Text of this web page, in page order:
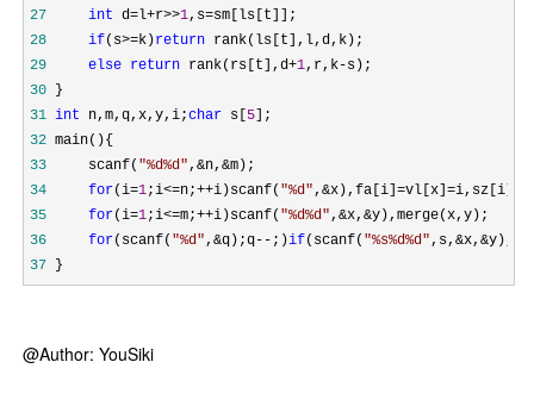
27
int d=l+r>>1,s=
28
if(s>=k)return
29
else return rank(rs[t],d+1,r,k-
30
31 int n,m,q,x,y,i;char s[ 5
32
33
     scanf(
"%d%d",&n,&
34
for(i=1;i<=n;++i)scanf( "%d",&x),fa[i]=vl[x]=i,sz[i]=
35
for(i=1;i<=m;++i)scanf( "%d%d",&x,&
36
for(scanf( "%d",&q);q--;)if(scanf( "%s%d%d",s,&x,&y),s[
37 }
@Author: YouSiki